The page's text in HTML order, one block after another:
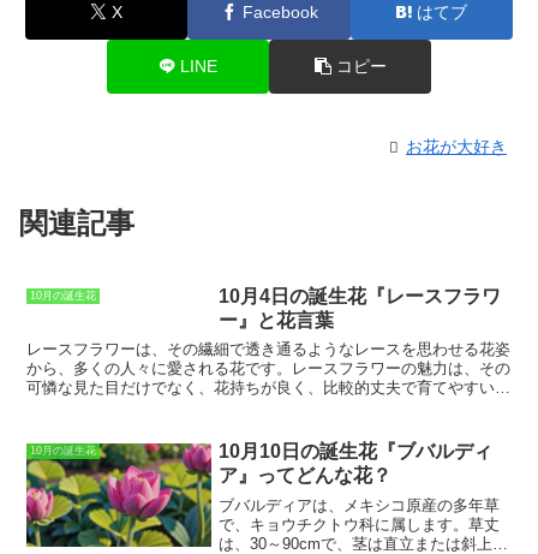
X Facebook はてブ
LINE コピー
お花が大好き
関連記事
10月の誕生花
10月4日の誕生花『レースフラワ
ー』と花言葉
レースフラワーは、その繊細で透き通るようなレースを思わせる花姿
から、多くの人々に愛される花です。レースフラワーの魅力は、その
可憐な見た目だけでなく、花持ちが良く、比較的丈夫で育てやすいと
ースフラワーの開花時期は、4月～6月です。蕾の段階では、小さな
鈴のような形をしていますが、花が咲くと、花びらが外側に反り返
り、繊細なレースのような花姿となります。レースフラワーの花色
は、白、ピンク、紫など、さまざまです。レースフラワーの花言葉
は、「清純な心」「繊細」「可憐」などがあります。レースフラワー
は、その可憐な見た目と花言葉から、花束やフラワーアレンジメント
10月の誕生花
10月10日の誕生花『ブバルディ
ア』ってどんな花？
ブバルディアは、メキシコ原産の多年草
で、キョウチクトウ科に属します。草丈
は、30～90cmで、茎は直立または斜上し